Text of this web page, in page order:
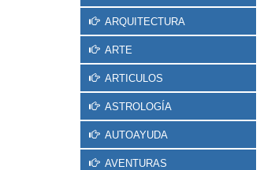
ARQUITECTURA
ARTE
ARTICULOS
ASTROLOGÍA
AUTOAYUDA
AVENTURAS